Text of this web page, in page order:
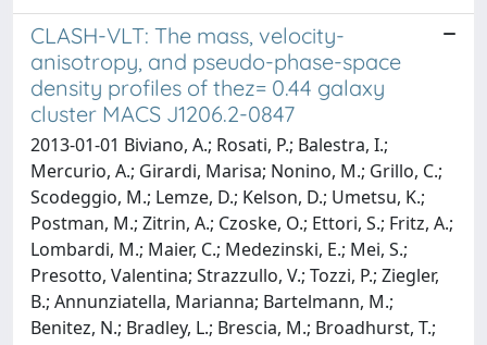
CLASH-VLT: The mass, velocity-
anisotropy, and pseudo-phase-space
density profiles of thez= 0.44 galaxy
cluster MACS J1206.2-0847
2013-01-01 Biviano, A.; Rosati, P.; Balestra, I.;
Mercurio, A.; Girardi, Marisa; Nonino, M.; Grillo, C.;
Scodeggio, M.; Lemze, D.; Kelson, D.; Umetsu, K.;
Postman, M.; Zitrin, A.; Czoske, O.; Ettori, S.; Fritz, A.;
Lombardi, M.; Maier, C.; Medezinski, E.; Mei, S.;
Presotto, Valentina; Strazzullo, V.; Tozzi, P.; Ziegler,
B.; Annunziatella, Marianna; Bartelmann, M.;
Benitez, N.; Bradley, L.; Brescia, M.; Broadhurst, T.;